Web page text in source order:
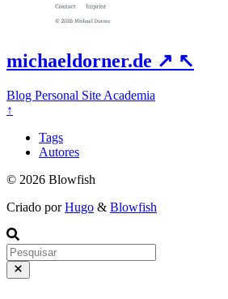
michaeldorner.de ↗ ↖
Blog Personal Site Academia
↑
Tags
Autores
© 2026 Blowfish
Criado porHugo & Blowfish